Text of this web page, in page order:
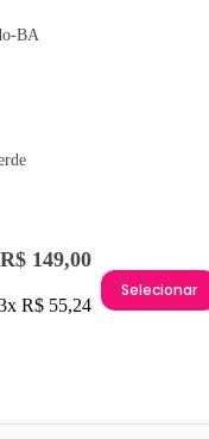
BA
R$ 149,00
R$ 55,24
Selecionar